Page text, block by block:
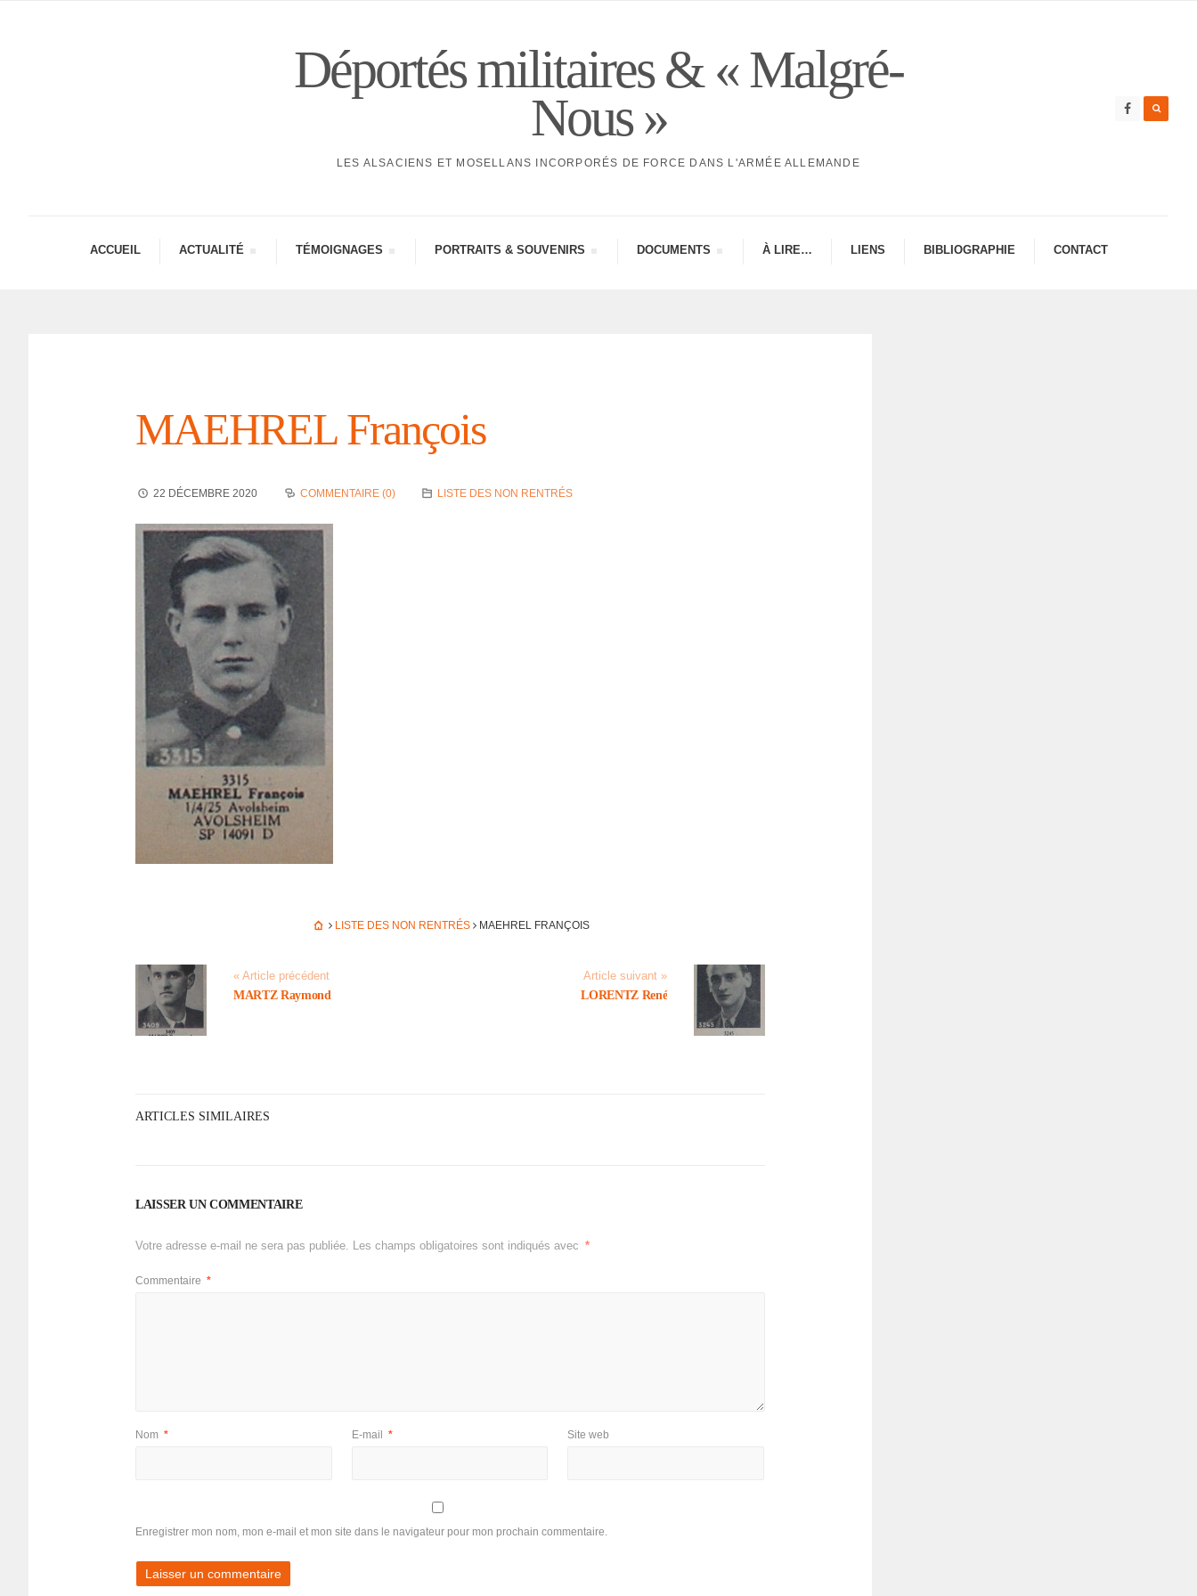
Déportés militaires & « Malgré-
Nous »
LES ALSACIENS ET MOSELLANS INCORPORÉS DE FORCE DANS L'ARMÉE ALLEMANDE
ACCUEIL ACTUA­LITÉ TÉMOI­GNAGES PORTRAITS & SOUVE­NIRS DOCU­MENTS À LIRE… LIENS BIBLIO­GRA­PHIE CONTAC­­T
MAEHREL François
22 DÉCEMBRE 2020 COMMENTAIRE (0) LISTE DES NON RENTRÉS
LISTE DES NON RENTRÉS MAEHREL FRANÇOIS
« Article précédent
MARTZ Raymond
Article suivant »
LORENTZ René
ARTICLES SIMILAIRES
LAISSER UN COMMENTAIRE
Votre adresse e-mail ne sera pas publiée. Les champs obligatoires sont indiqués avec *
Commentaire *
Nom * E-mail * Site web
Enregistrer mon nom, mon e-mail et mon site dans le navigateur pour mon prochain commentaire.